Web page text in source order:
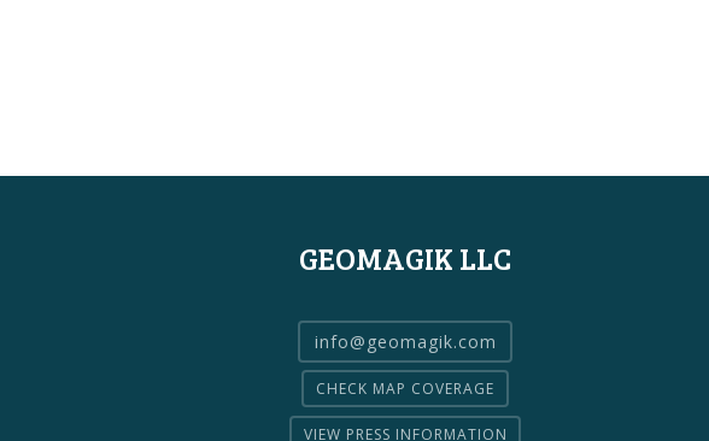
GEOMAGIK LLC
info@geomagik.com
CHECK MAP COVERAGE
VIEW PRESS INFORMATION